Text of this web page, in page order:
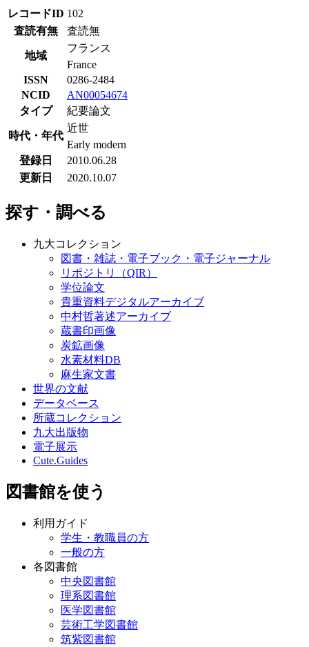
レコードID 102
査読有無
査読無
地域
フランス
France
ISSN
0286-2484
NCID
AN00054674
タイプ
紀要論文
時代・年代
近世
Early modern
登録日
2010.06.28
更新日
2020.10.07
探す・調べる
九大コレクション
図書・雑誌・電子ブック・電子ジャーナル
リポジトリ（QIR）
学位論文
貴重資料デジタルアーカイブ
中村哲著述アーカイブ
蔵書印画像
炭鉱画像
水素材料DB
麻生家文書
世界の文献
データベース
所蔵コレクション
九大出版物
電子展示
Cute.Guides
図書館を使う
利用ガイド
学生・教職員の方
一般の方
各図書館
中央図書館
理系図書館
医学図書館
芸術工学図書館
筑紫図書館